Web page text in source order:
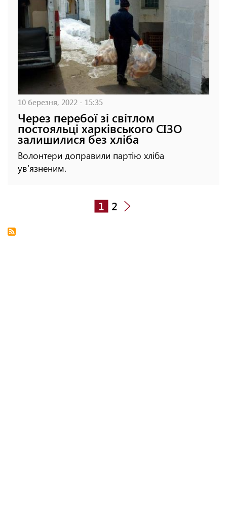
10 березня, 2022 - 15:35
Через перебої зі світлом
постояльці харківського СІЗО
залишилися без хліба
Волонтери доправили партію хліба
ув'язненим.
1 2